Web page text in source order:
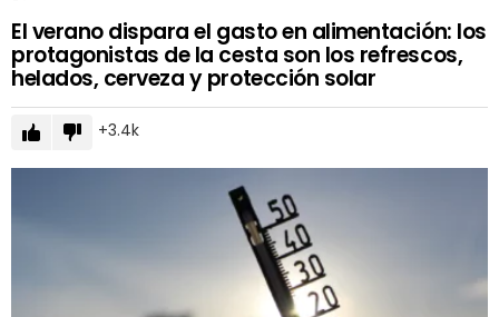
El verano dispara el gasto en alimentación: los
protagonistas de la cesta son los refrescos,
helados, cerveza y protección solar
3.4k